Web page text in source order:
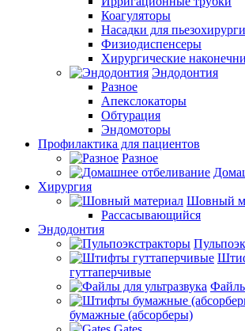
Коагуляторы
Насадки для
Физиодиспенсеры
Хирургические
Эндодонтия
Разное
Апекслокаторы
Обтурация
Эндомоторы
Профилактика для пациентов
Разное
Хирургия
Шовный
Рассасывающийся
Эндодонтия
гуттаперчивые
Файлы
бумажные (абсорберы)